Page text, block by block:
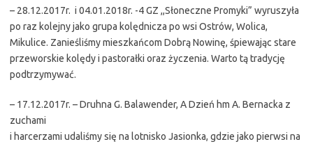
– 28.12.2017r. i 04.01.2018r. -4 GZ ,,Słoneczne Promyki” wyruszyła
po raz kolejny jako grupa kolędnicza po wsi Ostrów, Wolica,
Mikulice. Zanieśliśmy mieszkańcom Dobrą Nowinę, śpiewając stare
przeworskie kolędy i pastorałki oraz życzenia. Warto tą tradycję
podtrzymywać.
– 17.12.2017r. – Druhna G. Balawender, A Dzień hm A. Bernacka z
zuchami
i harcerzami udaliśmy się na lotnisko Jasionka, gdzie jako pierwsi na